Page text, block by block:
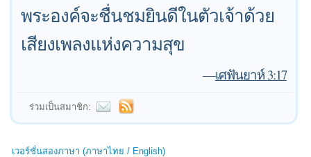
พระองค์จะชื่นชมยินดีในตัวเจ้าด้วย
เสียงเพลงแห่งความสุข
—เศฟันยาห์ 3:17
ร่วมเป็นสมาชิก:
เวอร์ชั่นสองภาษา (ภาษาไทย / English)